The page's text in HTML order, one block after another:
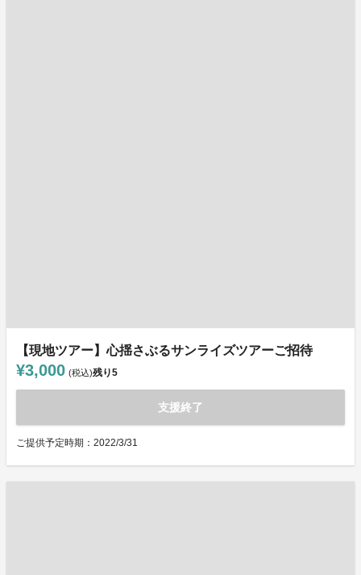
【現地ツアー】心揺さぶるサンライズツアーご招待
¥3,000 (税込)残り5
支援終了
ご提供予定時期：2022/3/31